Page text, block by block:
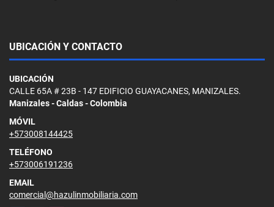
UBICACIÓN Y CONTACTO
UBICACIÓN
CALLE 65A # 23B - 147 EDIFICIO GUAYACANES, MANIZALES.
Manizales - Caldas - Colombia
MÓVIL
+573008144425
TELÉFONO
+573006191236
EMAIL
comercial@hazulinmobiliaria.com